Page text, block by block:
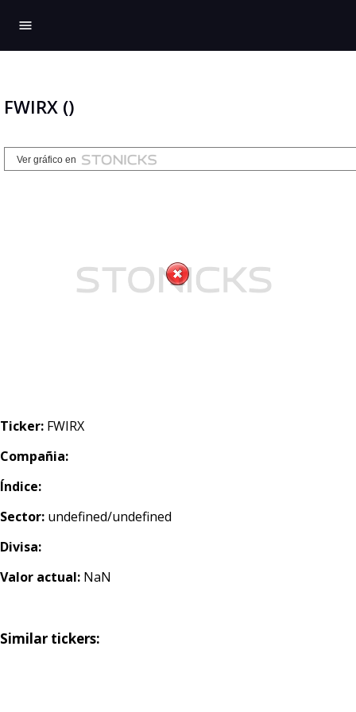
menu
FWIRX ()
Ticker: FWIRX
Compañia:
Índice:
Sector: undefined/undefined
Divisa:
Valor actual: NaN
Similar tickers: